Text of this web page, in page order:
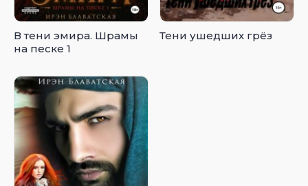
В тени эмира. Шрамы
на песке 1
Тени ушедших грёз